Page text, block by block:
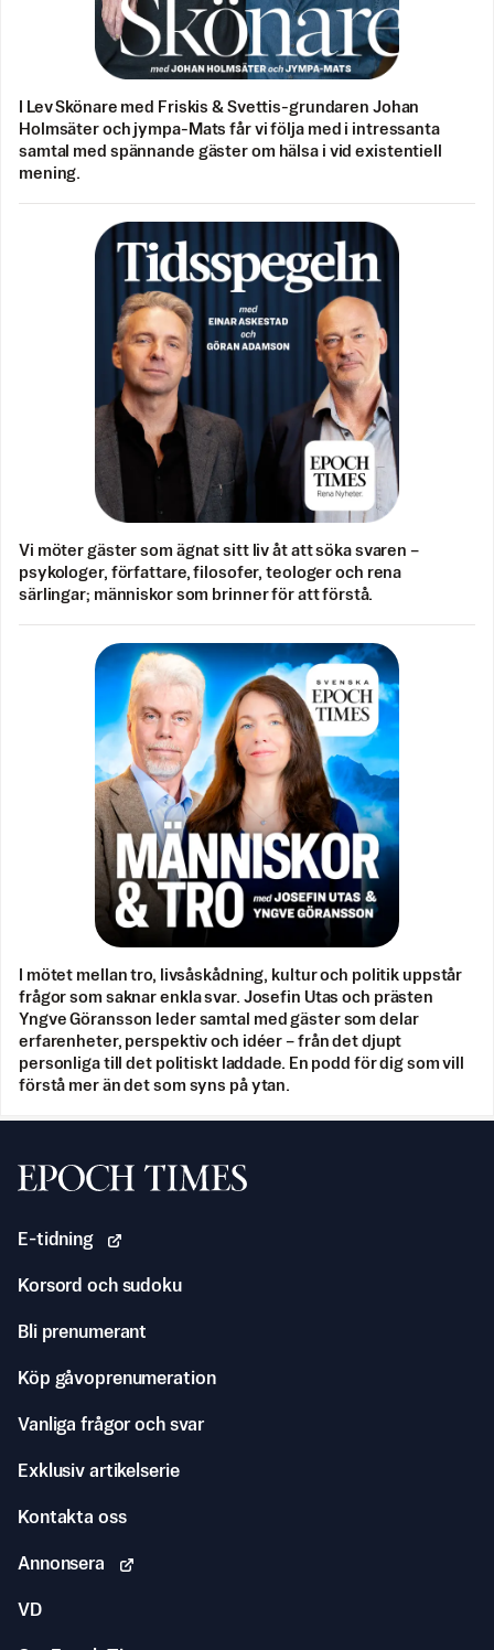
I Lev Skönare med Friskis & Svettis-grundaren Johan
Holmsäter och jympa-Mats får vi följa med i intressanta
samtal med spännande gäster om hälsa i vid existentiell
mening.
Vi möter gäster som ägnat sitt liv åt att söka svaren –
psykologer, författare, filosofer, teologer och rena
särlingar; människor som brinner för att förstå.
I mötet mellan tro, livsåskådning, kultur och politik uppstår
frågor som saknar enkla svar. Josefin Utas och prästen
Yngve Göransson leder samtal med gäster som delar
erfarenheter, perspektiv och idéer – från det djupt
personliga till det politiskt laddade. En podd för dig som vill
förstå mer än det som syns på ytan.
Svenska Epoch Times
E-tidning
Korsord och sudoku
Bli prenumerant
Köp gåvoprenumeration
Vanliga frågor och svar
Exklusiv artikelserie
Kontakta oss
Annonsera
VD